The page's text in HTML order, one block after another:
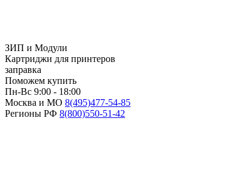
ЗИП и Модули
Картриджи для принтеров
заправка
Поможем купить
Пн-Вс 9:00 - 18:00
Москва и МО 8(495)477-54-85
Регионы РФ 8(800)550-51-42